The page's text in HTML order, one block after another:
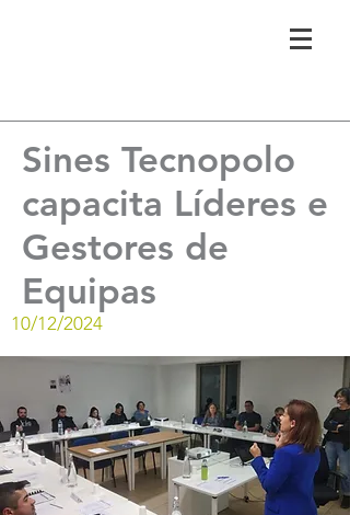
Sines Tecnopolo
capacita Líderes e
Gestores de
Equipas
10/12/2024